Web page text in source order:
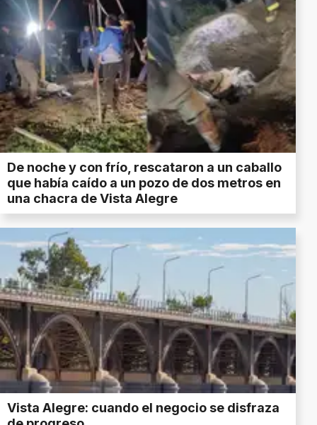
De noche y con frío, rescataron a un caballo
que había caído a un pozo de dos metros en
una chacra de Vista Alegre
Vista Alegre: cuando el negocio se disfraza